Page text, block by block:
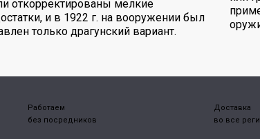
откорректированы мелкие
и в 1922 г. на вооружении был
только драгунский вариант.
Работаем
без посредников
Доставка
во все